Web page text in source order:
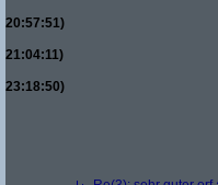
20:57:51)
21:04:11)
23:18:50)